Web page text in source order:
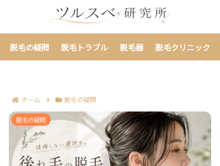
脱毛の疑問 脱毛トラブル 脱毛器 脱毛クリニック
ホーム 脱毛の疑問
後れ毛を脱毛する前に考える判断基準7つ｜自然な生え
際を残して整える！
脱毛の疑問